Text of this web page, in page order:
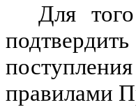
Для
правилами